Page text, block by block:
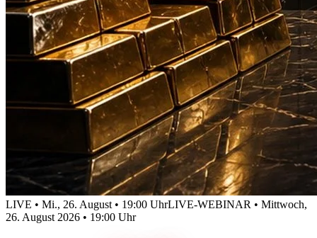
LIVE • Mi., 26. August • 19:00 UhrLIVE-WEBINAR • Mittwoch,
26. August 2026 • 19:00 Uhr